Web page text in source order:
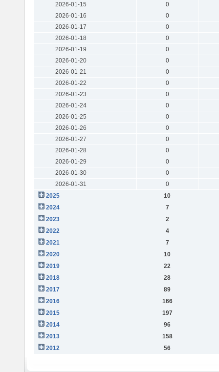
2026-01-15
0
2026-01-16
0
2026-01-17
0
2026-01-18
0
2026-01-19
0
2026-01-20
0
2026-01-21
0
2026-01-22
0
2026-01-23
0
2026-01-24
0
2026-01-25
0
2026-01-26
0
2026-01-27
0
2026-01-28
0
2026-01-29
0
2026-01-30
0
2026-01-31
0
2025
10
2024
7
2023
2
2022
4
2021
7
2020
10
2019
22
2018
28
2017
89
2016
166
2015
197
2014
96
2013
158
2012
56